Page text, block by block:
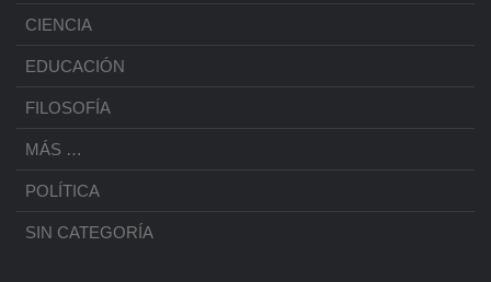
CIENCIA
EDUCACIÓN
FILOSOFÍA
MÁS …
POLÍTICA
SIN CATEGORÍA